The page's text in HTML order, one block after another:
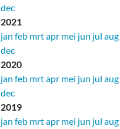
dec
2021
jan feb mrtapr mei jun jul aug
dec
2020
jan feb mrtapr mei jun jul aug
dec
2019
jan feb mrtapr mei jun jul aug